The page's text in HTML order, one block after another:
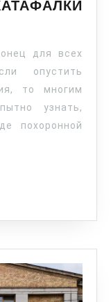
для всех
опустить
то многим
узнать,
похоронной